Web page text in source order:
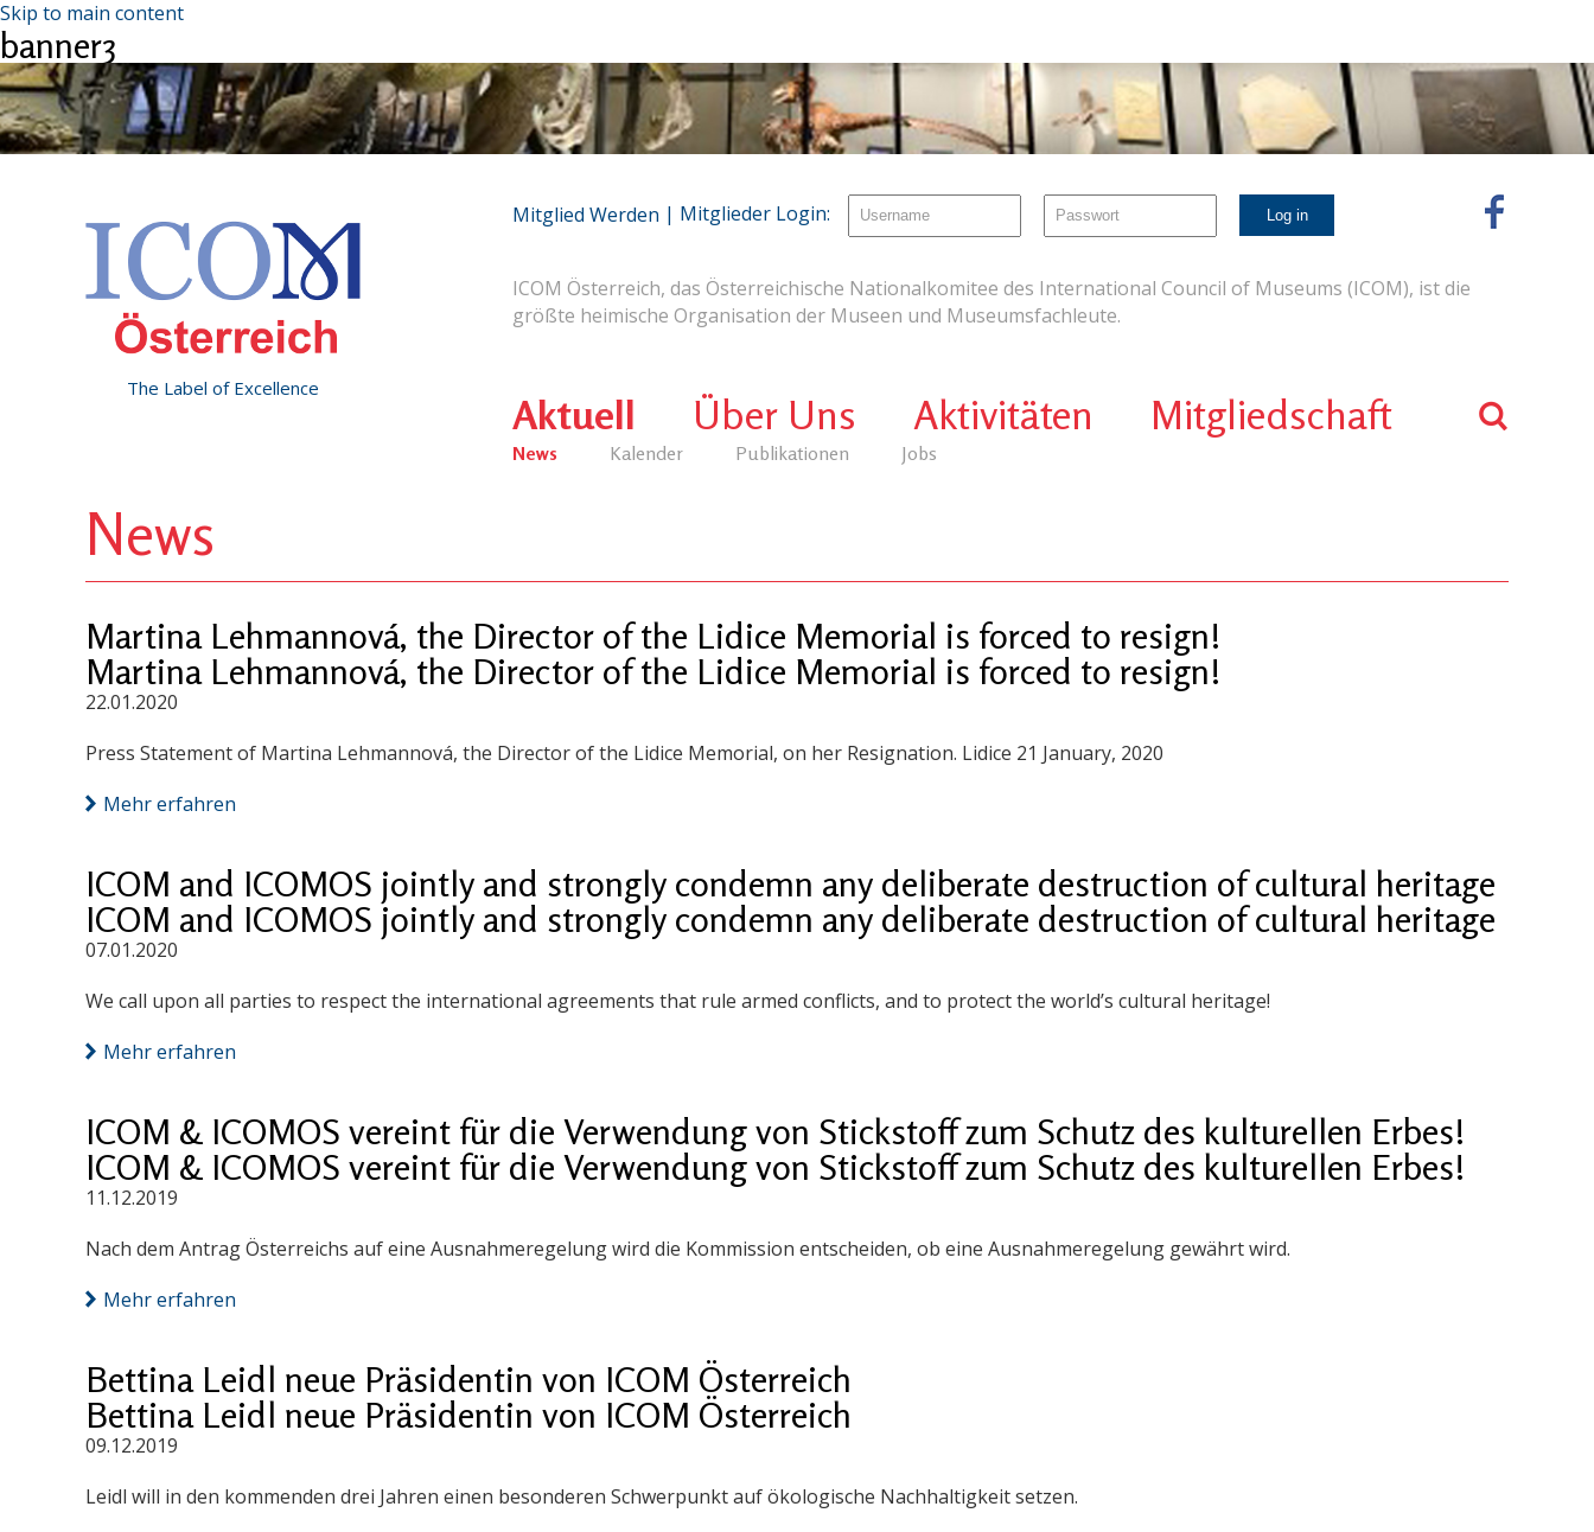
Skip to main content
banner3
The Label of Excellence
ICOM Österreich, das Österreichische Nationalkomitee des International Council of Museums (ICOM), ist die
größte heimische Organisation der Museen und Museumsfachleute.
Aktuell
News Kalender Publikationen Jobs
Über Uns Aktivitäten Mitgliedschaft
Mitglied Werden | Mitglieder Login:
News
Martina Lehmannová, the Director of the Lidice Memorial is forced to resign!
Martina Lehmannová, the Director of the Lidice Memorial is forced to resign!
22.01.2020
Press Statement of Martina Lehmannová, the Director of the Lidice Memorial, on her Resignation. Lidice 21 January, 2020
Mehr erfahren
ICOM and ICOMOS jointly and strongly condemn any deliberate destruction of cultural heritage
ICOM and ICOMOS jointly and strongly condemn any deliberate destruction of cultural heritage
07.01.2020
We call upon all parties to respect the international agreements that rule armed conflicts, and to protect the world’s cultural heritage!
Mehr erfahren
ICOM & ICOMOS vereint für die Verwendung von Stickstoff zum Schutz des kulturellen Erbes!
ICOM & ICOMOS vereint für die Verwendung von Stickstoff zum Schutz des kulturellen Erbes!
11.12.2019
Nach dem Antrag Österreichs auf eine Ausnahmeregelung wird die Kommission entscheiden, ob eine Ausnahmeregelung gewährt wird.
Mehr erfahren
Bettina Leidl neue Präsidentin von ICOM Österreich
Bettina Leidl neue Präsidentin von ICOM Österreich
09.12.2019
Leidl will in den kommenden drei Jahren einen besonderen Schwerpunkt auf ökologische Nachhaltigkeit setzen.